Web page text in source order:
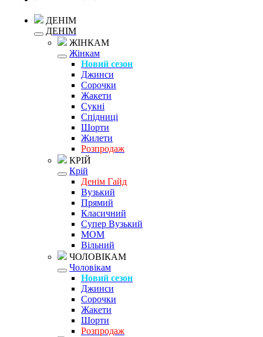
ДЕНІМ
ДЕНІМ
ЖІНКАМ
Жінкам
Новий сезон
Джинси
Сорочки
Жакети
Сукні
Спідниці
Шорти
Жилети
Розпродаж
КРІЙ
Крій
Денім Гайд
Вузький
Прямий
Класичний
Супер Вузький
MOM
Вільний
ЧОЛОВІКАМ
Чоловікам
Новий сезон
Джинси
Сорочки
Жакети
Шорти
Розпродаж